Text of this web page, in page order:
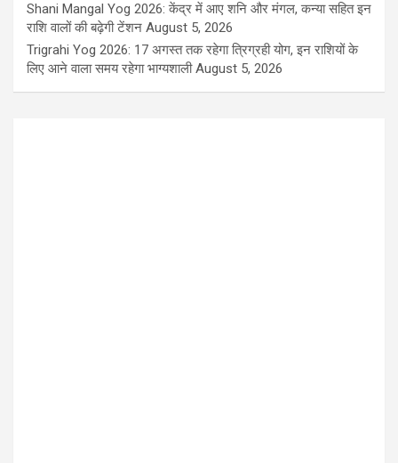
Shani Mangal Yog 2026: केंद्र में आए शनि और मंगल, कन्या सहित इन
राशि वालों की बढ़ेगी टेंशन August 5, 2026
Trigrahi Yog 2026: 17 अगस्त तक रहेगा त्रिग्रही योग, इन राशियों के
लिए आने वाला समय रहेगा भाग्यशाली August 5, 2026